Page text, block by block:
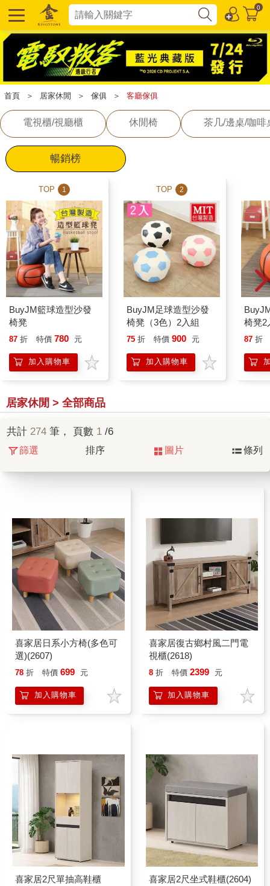
0
首頁 ＞ 居家休閒 ＞ 傢俱 ＞ 客廳傢俱
電視櫃/視廳櫃 休閒椅 茶几/邊桌/咖啡
暢銷榜
TOP 1
BuyJM籃球造型沙發
椅凳
87 折 特價 780 元
加入購物車
TOP 2
BuyJM足球造型沙發
椅凳（3色）2入組
75 折 特價 900 元
加入購物車
椅凳2
87 折
居家休閒 > 全部商品
共計 274 筆， 頁數 1 /6
篩選 排序 圖片 條列
喜家居日系小方椅(多色可
選)(2607)
78 折 特價 699 元
加入購物車
喜家居復古鄉村風二門電
視櫃(2618)
8 折 特價 2399 元
加入購物車
喜家居2尺單抽高鞋櫃
喜家居2尺坐式鞋櫃(2604)